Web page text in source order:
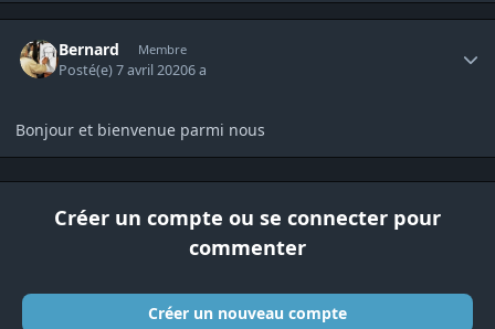
Bernard Membre
Posté(e)7 avril 20206 a
Bonjour et bienvenue parmi nous
Créer un compte ou se connecter pour
commenter
Créer un nouveau compte